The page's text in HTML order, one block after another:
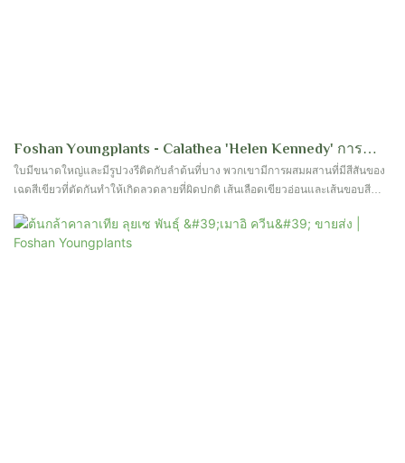
Foshan Youngplants - Calathea 'Helen Kennedy' การ
เพาะเลี้ยงเนื้อเยื่อขายส่งพืชใหม่หายากหายาก
ใบมีขนาดใหญ่และมีรูปวงรีติดกับลำต้นที่บาง พวกเขามีการผสมผสานที่มีสีสันของ
เฉดสีเขียวที่ตัดกันทำให้เกิดลวดลายที่ผิดปกติ เส้นเลือดเขียวอ่อนและเส้นขอบสี